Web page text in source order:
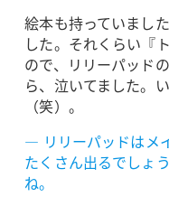
絵本も持っていまし
した。それくらい『
ので、リリーパッド
ら、泣いてました。
（笑）。
― リリーパッドはメ
たくさん出るでしょ
ね。